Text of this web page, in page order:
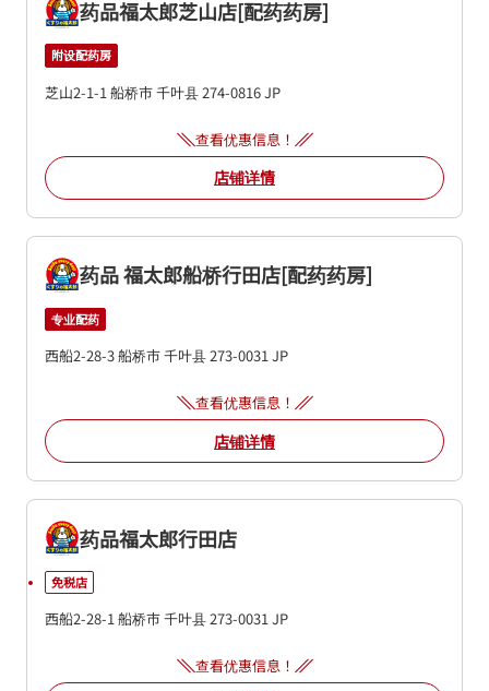
药品福太郎芝山店[配药药房]
附设配药房
芝山2-1-1 船桥市千叶县274-0816JP
查看优惠信息！
店铺详情
药品 福太郎船桥行田店[配药药房]
专业配药
西船2-28-3船桥市千叶县273-0031JP
查看优惠信息！
店铺详情
药品福太郎行田店
免税店
西船2-28-1 船桥市千叶县273-0031 JP
查看优惠信息！